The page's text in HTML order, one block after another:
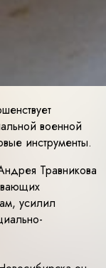
военной
инструменты.
Травникова
усилил